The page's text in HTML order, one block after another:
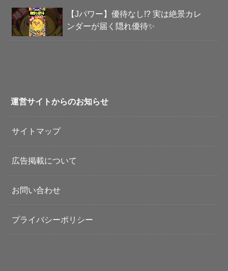
【Jパワー】優待なし!? 実は絶景カレ
ンダーが届く隠れ優待✨
運営サイトからのお知らせ
サイトマップ
広告掲載について
お問い合わせ
プライバシーポリシー